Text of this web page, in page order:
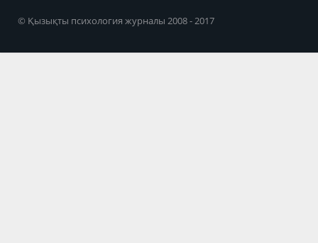
© Қызықты психология журналы 2008 - 2017